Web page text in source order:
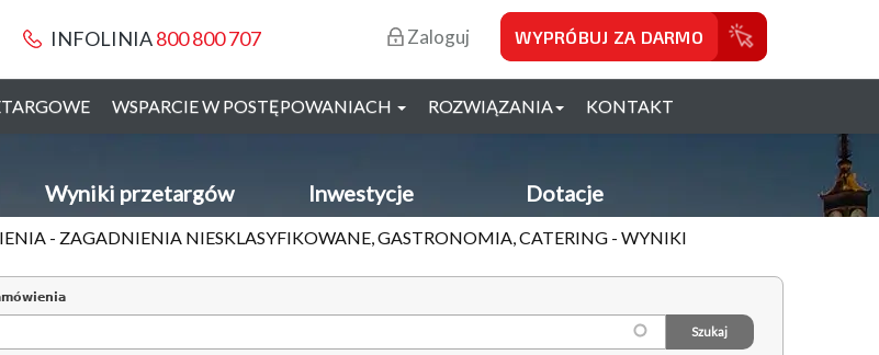
INFOLINIA800 800 707 Zaloguj WYPRÓBUJ ZA DARMO
WSPARCIE W POSTĘPOWANIACH ROZWIĄZANIA KONTAKT
Wyniki przetargów Inwestycje Dotacje
- ZAGADNIENIA NIESKLASYFIKOWANE, GASTRONOMIA, CATERING - WYNIKI